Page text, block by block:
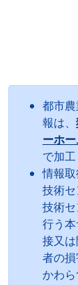
都市
報は、
ーホ
で加工
情報
技術
技術
行う
接又
者の
かわら